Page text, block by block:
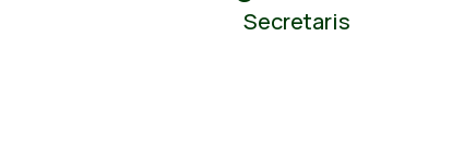
Secretaris